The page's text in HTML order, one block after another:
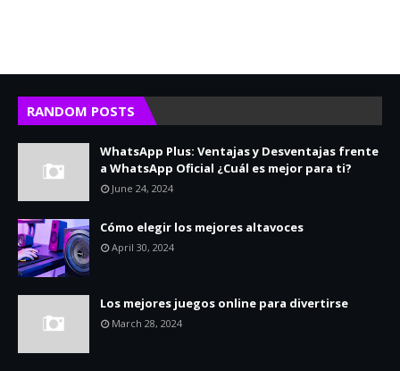
RANDOM POSTS
WhatsApp Plus: Ventajas y Desventajas frente
a WhatsApp Oficial ¿Cuál es mejor para ti?
June 24, 2024
Cómo elegir los mejores altavoces
April 30, 2024
Los mejores juegos online para divertirse
March 28, 2024